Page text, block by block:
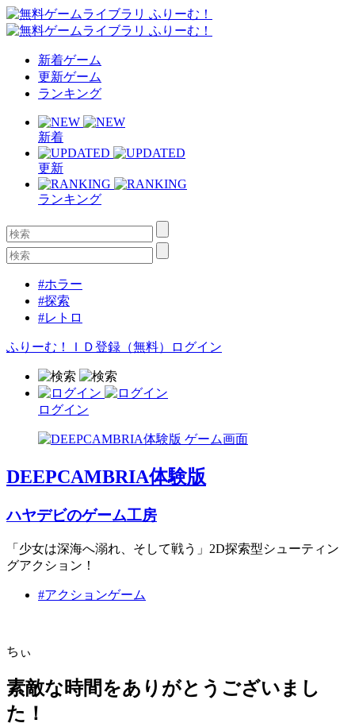
新着ゲーム
更新ゲーム
ランキング
新着
更新
ランキング
#ホラー
#探索
#レトロ
ふりーむ！ＩＤ登録（無料） ログイン
ログイン
DEEPCAMBRIA体験版
ハヤデビのゲーム工房
「少女は深海へ溺れ、そして戦う」2D探索型シューティン
グアクション！
#アクションゲーム
ちぃ
素敵な時間をありがとうございまし
た！